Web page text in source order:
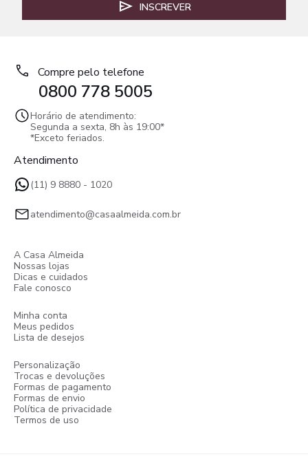
INSCREVER
Compre pelo telefone
0800 778 5005
Horário de atendimento:
Segunda a sexta, 8h às 19:00*
*Exceto feriados.
Atendimento
(11) 9 8880 - 1020
atendimento@casaalmeida.com.br
A Casa Almeida
Nossas lojas
Dicas e cuidados
Fale conosco
Minha conta
Meus pedidos
Lista de desejos
Personalização
Trocas e devoluções
Formas de pagamento
Formas de envio
Política de privacidade
Termos de uso